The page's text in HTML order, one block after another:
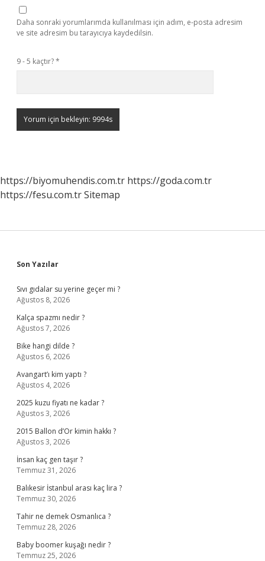
Daha sonraki yorumlarımda kullanılması için adım, e-posta adresim
ve site adresim bu tarayıcıya kaydedilsin.
9 - 5 kaçtır?*
https://biyomuhendis.com.tr https://goda.com.tr
https://fesu.com.trSitemap
Sidebar
Son Yazılar
Sıvı gıdalar su yerine geçer mi ?
Ağustos 8, 2026
Kalça spazmı nedir ?
Ağustos 7, 2026
Bike hangi dilde ?
Ağustos 6, 2026
Avangart’ı kim yaptı ?
Ağustos 4, 2026
2025 kuzu fiyatı ne kadar ?
Ağustos 3, 2026
2015 Ballon d’Or kimin hakkı ?
Ağustos 3, 2026
İnsan kaç gen taşır ?
Temmuz 31, 2026
Balıkesir İstanbul arası kaç lira ?
Temmuz 30, 2026
Tahir ne demek Osmanlıca ?
Temmuz 28, 2026
Baby boomer kuşağı nedir ?
Temmuz 25, 2026